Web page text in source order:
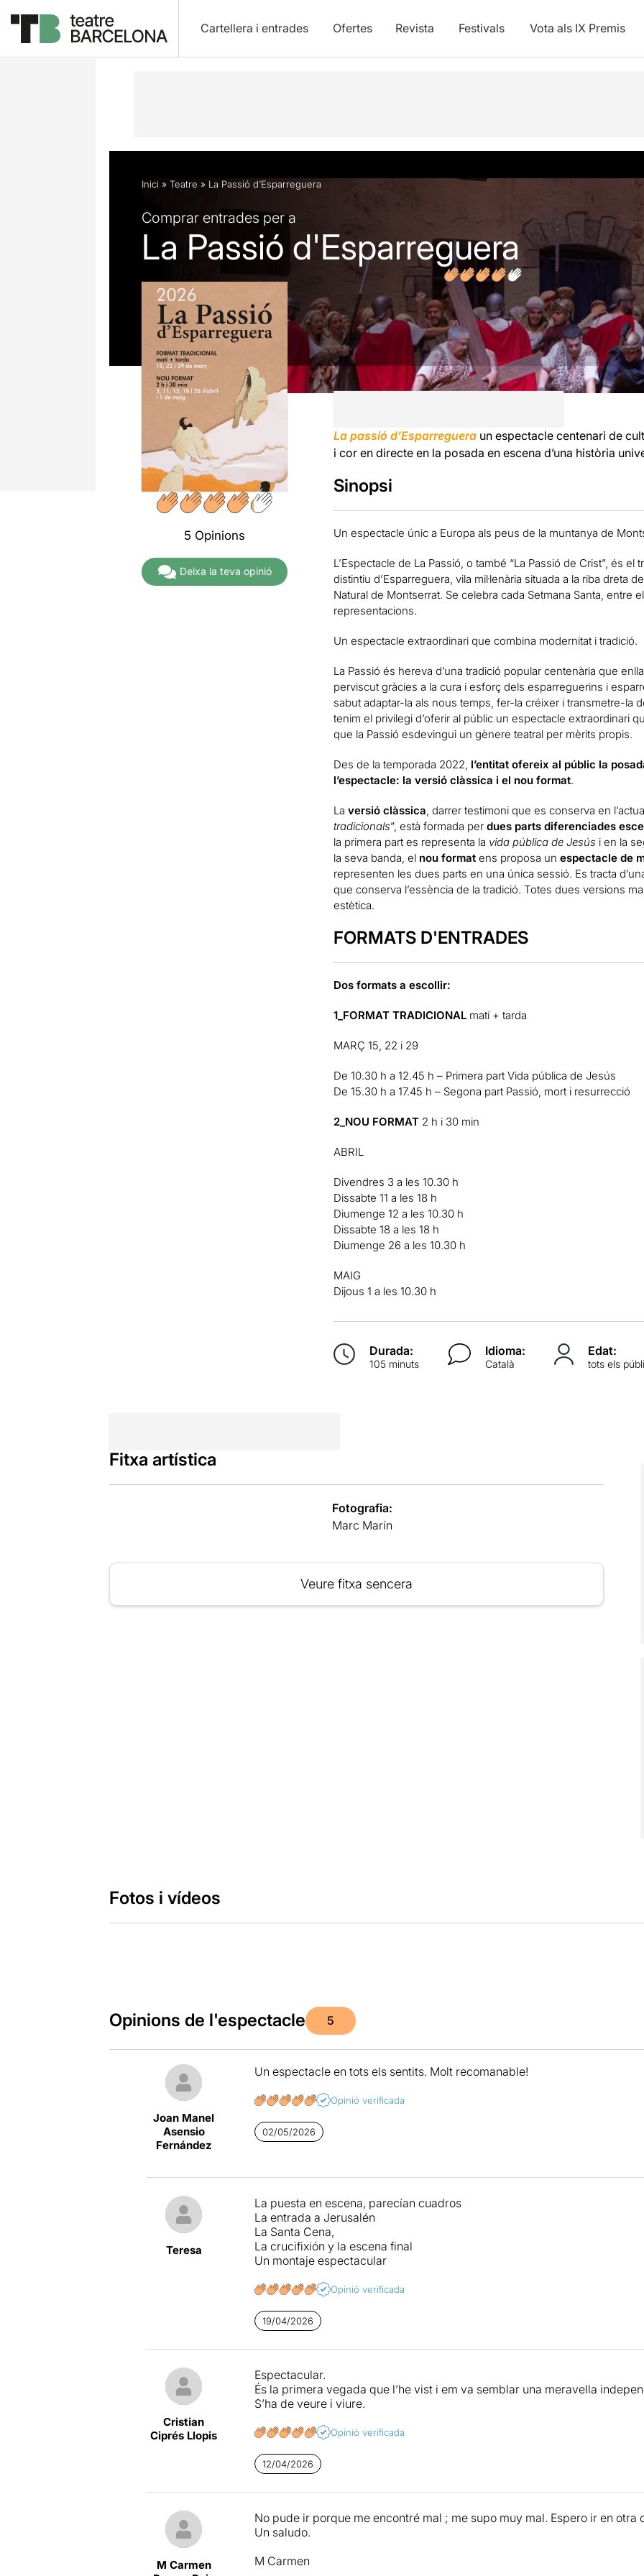
Cartellera i entrades Ofertes Revista Festivals Vota als IX Premis
Descripció Fitxa artística Fotos i vídeos Opinions
Inici » Teatre » La Passió d’Esparreguera
Comprar entrades per a
La Passió d'Esparreguera
5 Opinions
Deixa la teva opinió
La passió d’Esparregueraun espectacle centenari de
i cor en directe en la posada en escena d’una història
Sinopsi
Un espectacle únic a Europa als peus de la muntanya de
L’Espectacle de La Passió, o també “La Passió de Crist”, és
distintiu d’Esparreguera, vila mil·lenària situada a la riba dreta
Natural de Montserrat. Se celebra cada Setmana Santa, entre
representacions.
Un espectacle extraordinari que combina modernitat i tradició.
La Passió és hereva d’una tradició popular centenària que
perviscut gràcies a la cura i esforç dels esparreguerins i
sabut adaptar-la als nous temps, fer-la créixer i transmetre-la
tenim el privilegi d’oferir al públic un espectacle extraordinari
que la Passió esdevingui un gènere teatral per mèrits propis.
Des de la temporada 2022, l’entitat ofereix al públic la
l’espectacle: la versió clàssica i el nou format.
La versió clàssica , darrer testimoni que es conserva en
tradicionals”, està formada per dues parts diferenciades
la primera part es representa la vida pública de Jesús i en la
la seva banda, el nou formatens proposa un espectacle de
representen les dues parts en una única sessió. Es tracta
que conserva l’essència de la tradició. Totes dues versions
estètica.
FORMATS D'ENTRADES
Dos formats a escollir:
1_FORMAT TRADICIONAL matí + tarda
MARÇ 15, 22 i 29
De 10.30 h a 12.45 h – Primera part Vida pública de Jesús
De 15.30 h a 17.45 h – Segona part Passió, mort i resurrecció
2_NOU FORMAT 2 h i 30 min
ABRIL
Divendres 3 a les 10.30 h
Dissabte 11 a les 18 h
Diumenge 12 a les 10.30 h
Dissabte 18 a les 18 h
Diumenge 26 a les 10.30 h
MAIG
Dijous 1 a les 10.30 h
Durada:
105 minuts
Idioma:
Català
Edat:
tots els
Fitxa artística
Fotografia:
Marc Marín
Veure fitxa sencera
Fotos i vídeos
Opinions de l'espectacle 5
Joan Manel
Asensio
Fernández
Un espectacle en tots els sentits. Molt recomanable!
Opinió verificada
02/05/2026
Teresa
La puesta en escena, parecían cuadros
La entrada a Jerusalén
La Santa Cena,
La crucifixión y la escena final
Un montaje espectacular
Opinió verificada
19/04/2026
Cristian
Ciprés Llopis
Espectacular.
És la primera vegada que l’he vist i em va semblar una meravella
S’ha de veure i viure.
Opinió verificada
12/04/2026
M Carmen
No pude ir porque me encontré mal ; me supo muy mal. Espero ir en otra
Un saludo.
M Carmen